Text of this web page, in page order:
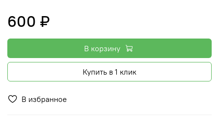
В избранное
600 ₽
В корзину
Купить в 1 клик